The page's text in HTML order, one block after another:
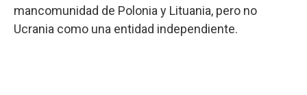
mancomunidad de Polonia y Lituania, pero no
Ucrania como una entidad independiente.